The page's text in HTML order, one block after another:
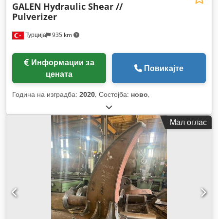
Турција 935 km
GALEN Hydraulic Shear //
Pulverizer
цената
Повикајте
Година на изградба: 2020, Состојба: ново,
Мал оглас